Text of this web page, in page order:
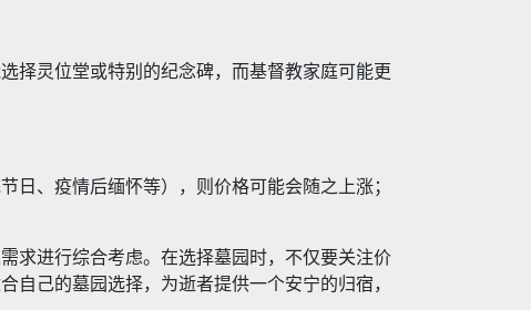
择灵位堂或特别的纪念碑，而基督教家庭可能更
、疫情后缅怀等），则价格可能会随之上涨；
求进行综合考虑。在选择墓园时，不仅要关注价
己的墓园选择，为逝者提供一个安宁的归宿，